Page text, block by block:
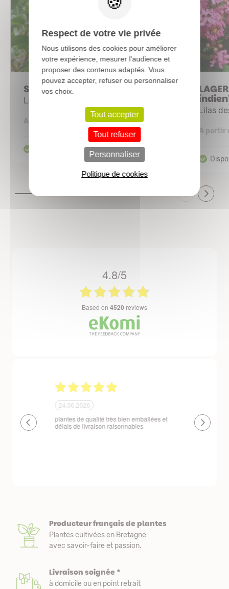
SYRINGA vulgaris 'Sensation'
Lilas commun
A partir de 4,34 €
Lilas
A partir
4.8/5
based on 4520 reviews
24.06.2026
plantes de qualité très bien emballées et
délais de livraison raisonnables
Un site que
réserve. La
livraison
Producteur français de plantes
Plantes cultivées en Bretagne
avec savoir-faire et passion.
Livraison soignée *
à domicile ou en point retrait
Respect de votre vie privée
Nous utilisons des cookies pour améliorer
votre expérience, mesurer l'audience et
proposer des contenus adaptés. Vous
pouvez accepter, refuser ou personnaliser
vos choix.
Tout accepter
Tout refuser
Personnaliser
Politique de cookies